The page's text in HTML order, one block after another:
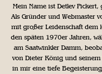
Mein Name ist Detlev
Als Gründer und Webmaster
mit großer Leidenschaft dem
den späten 1970er Jahren,
am Saatwinkler Damm,
von Dieter König und seinem
in mir eine tiefe